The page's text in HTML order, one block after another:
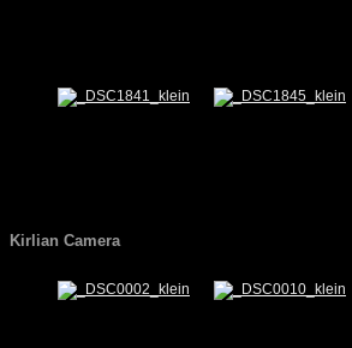
Kirlian Camera